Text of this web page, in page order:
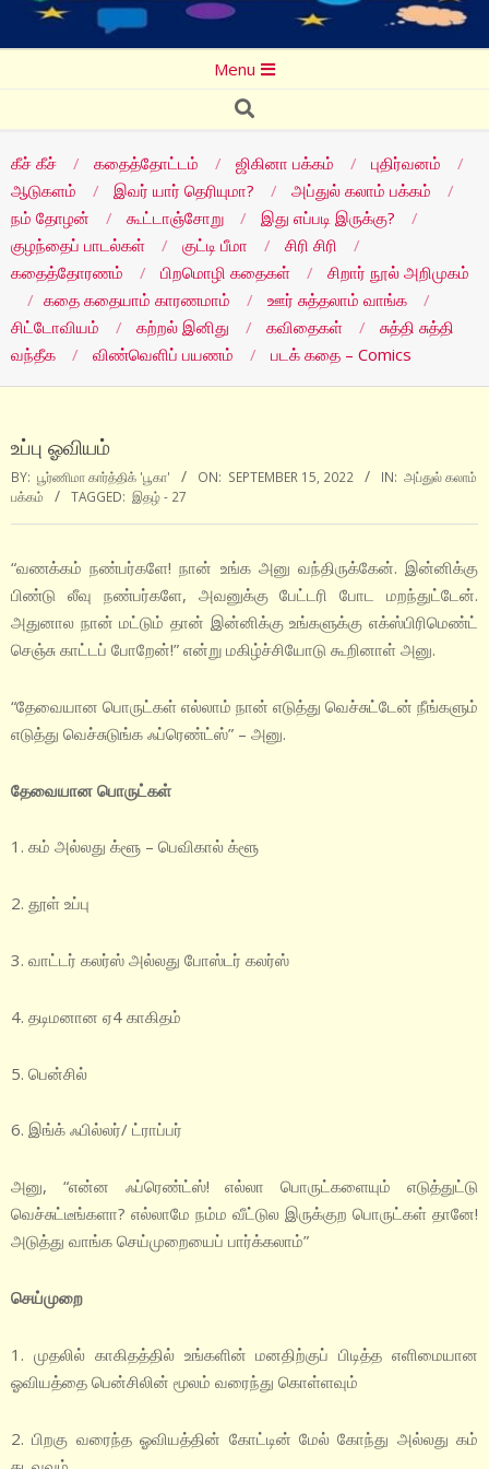
Menu
Search
கீச் கீச் கதைத்தோட்டம் ஜிகினா பக்கம்
புதிர்வனம்
ஆடுகளம்
இவர் யார் தெரியுமா?
அப்துல் கலாம் பக்கம்
நம் தோழன்
கூட்டாஞ்சோறு
இது எப்படி இருக்கு?
குழந்தைப் பாடல்கள்
குட்டி பீமா
சிரி சிரி
கதைத்தோரணம்
பிறமொழி கதைகள்
சிறார் நூல் அறிமுகம்
கதை கதையாம் காரணமாம்
ஊர் சுத்தலாம் வாங்க
சிட்டோவியம்
கற்றல் இனிது கவிதைகள்
சுத்தி சுத்தி
வந்தீக
விண்வெளிப் பயணம் படக் கதை – Comics
உப்பு ஓவியம்
BY: பூர்ணிமா கார்த்திக் 'பூகா' ON: SEPTEMBER 15, 2022 IN: அப்துல் கலாம்
பக்கம்
TAGGED: இதழ் - 27
“வணக்கம் நண்பர்களே! நான் உங்க அனு வந்திருக்கேன். இன்னிக்கு
பிண்டு லீவு நண்பர்களே, அவனுக்கு பேட்டரி போட மறந்துட்டேன்.
அதுனால நான் மட்டும் தான் இன்னிக்கு உங்களுக்கு எக்ஸ்பிரிமெண்ட்
செஞ்சு காட்டப் போறேன்!” என்று மகிழ்ச்சியோடு கூறினாள் அனு.
“தேவையான பொருட்கள் எல்லாம் நான் எடுத்து வெச்சுட்டேன் நீங்களும்
எடுத்து வெச்சுடுங்க ஃப்ரெண்ட்ஸ்” – அனு.
தேவையான பொருட்கள்
1. கம் அல்லது க்ளூ – பெவிகால் க்ளூ
2. தூள் உப்பு
3. வாட்டர் கலர்ஸ் அல்லது போஸ்டர் கலர்ஸ்
4. தடிமனான ஏ4 காகிதம்
5. பென்சில்
6. இங்க் ஃபில்லர்/ ட்ராப்பர்
அனு, “என்ன ஃப்ரெண்ட்ஸ்! எல்லா பொருட்களையும் எடுத்துட்டு
வெச்சுட்டீங்களா? எல்லாமே நம்ம வீட்டுல இருக்குற பொருட்கள் தானே!
அடுத்து வாங்க செய்முறையைப் பார்க்கலாம்”
செய்முறை
1. முதலில் காகிதத்தில் உங்களின் மனதிற்குப் பிடித்த எளிமையான
ஓவியத்தை பென்சிலின் மூலம் வரைந்து கொள்ளவும்
2. பிறகு வரைந்த ஓவியத்தின் கோட்டின் மேல் கோந்து அல்லது கம்